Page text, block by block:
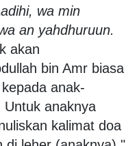
wa min
an yahdhuruun.
akan
bin Amr biasa
anak-
Untuk anaknya
kalimat doa